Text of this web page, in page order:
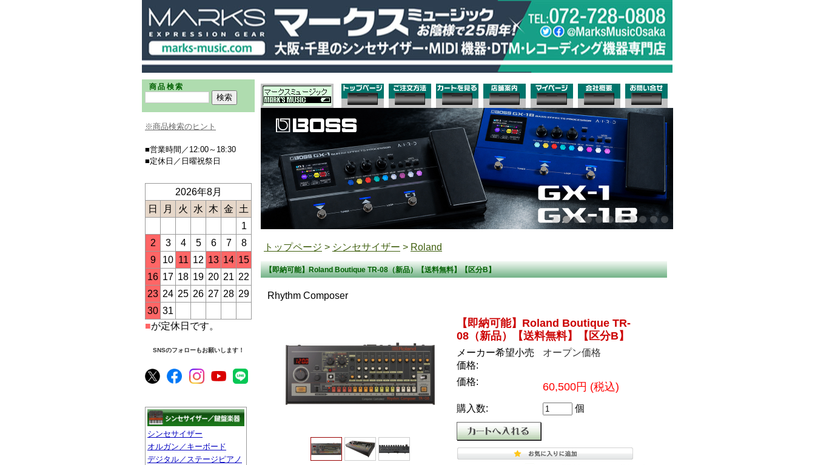
商品検索
※商品検索のヒント
■営業時間／12:00～18:30
■定休日／日曜祝祭日
2026年8月
日
月 火 水 木 金
土
1
2
3 4 5 6 7
8
9
10 11 12 13 14 15
16 17 18 19 20 21 22
23 24 25 26 27 28 29
30 31
■が定休日です。
SNSのフォローもお願いします！
シンセサイザー
オルガン／キーボード
デジタル／ステージピアノ
トップページ > シンセサイザー > Roland
【即納可能】Roland Boutique TR-08（新品）【送料無料】【区分B】
Rhythm Composer
【即納可能】Roland Boutique TR-
08（新品）【送料無料】【区分B】
メーカー希望小売
価格:
オープン価格
価格: 60,500円 (税込)
購入数: 個